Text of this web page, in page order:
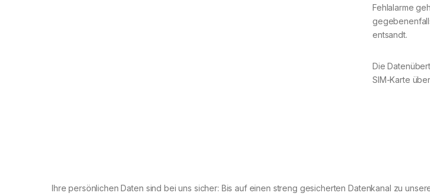
Fehlalarme
entsandt.
Die
SIM-Karte
Ihre persönlichen Daten sind bei uns sicher: Bis auf einen streng gesicherten Datenkanal zu